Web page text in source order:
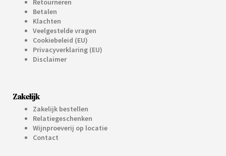
Retourneren
Betalen
Klachten
Veelgestelde vragen
Cookiebeleid (EU)
Privacyverklaring (EU)
Disclaimer
Zakelijk
Zakelijk bestellen
Relatiegeschenken
Wijnproeverij op locatie
Contact